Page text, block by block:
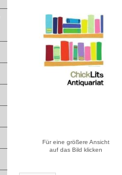
Für eine größere Ansicht
auf das Bild klicken